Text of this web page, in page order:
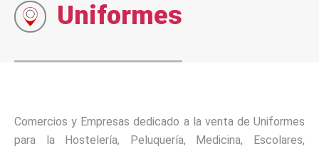
Uniformes
Comercios y Empresas dedicado a la venta de Uniformes
para la Hostelería, Peluquería, Medicina, Escolares,